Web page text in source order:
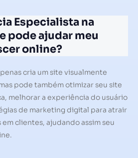
Especialista na
pode ajudar meu
online?
cria um site visualmente
pode também otimizar seu site
melhorar a experiência do usuário
de marketing digital para atrair
clientes, ajudando assim seu